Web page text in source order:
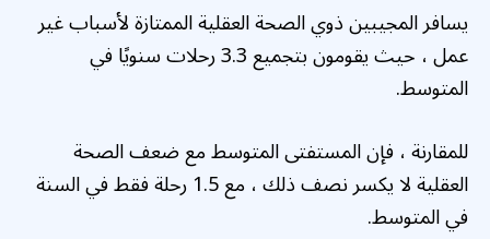
يسافر المجيبين ذوي الصحة العقلية الممتازة لأسباب غير
عمل ، حيث يقومون بتجميع 3.3 رحلات سنويًا في
المتوسط.
للمقارنة ، فإن المستفتى المتوسط مع ضعف الصحة
العقلية لا يكسر نصف ذلك ، مع 1.5 رحلة فقط في السنة
في المتوسط.